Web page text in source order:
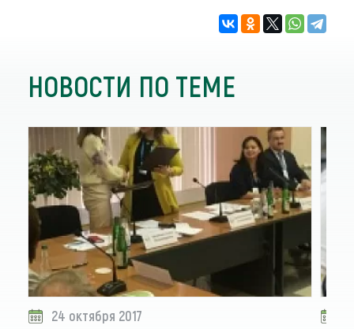
НОВОСТИ ПО ТЕМЕ
24 октября 2017